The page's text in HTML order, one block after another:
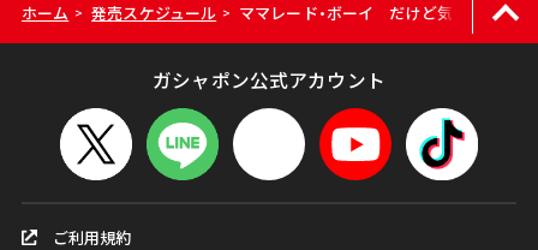
ホーム > 発売スケジュール > ママレード・ボーイ だけど気になるスイ
ガシャポン公式アカウント
ご利用規約